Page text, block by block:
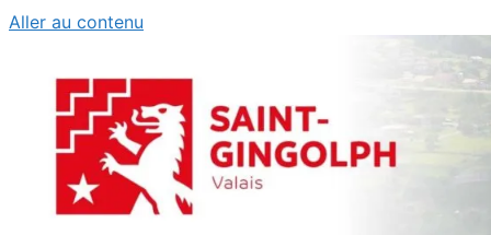
Aller au contenu